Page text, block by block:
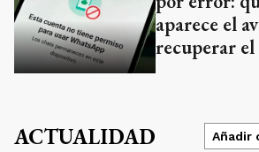
aparece el
recuperar el
ACTUALIDAD Añadir